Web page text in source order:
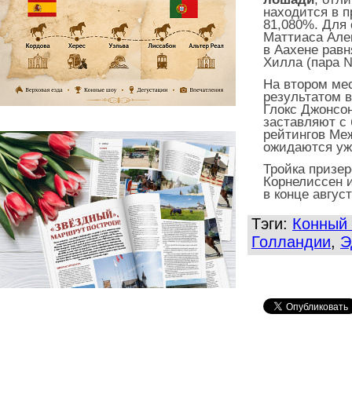
находится в
81,080%. Для
Маттиаса
в Аахене
Хилла (пара
На втором
результатом
Глокс
заставляют
рейтингов
ожидаются
Тройка
Корнелиссен
в конце
Тэги: Конный
Голландии,